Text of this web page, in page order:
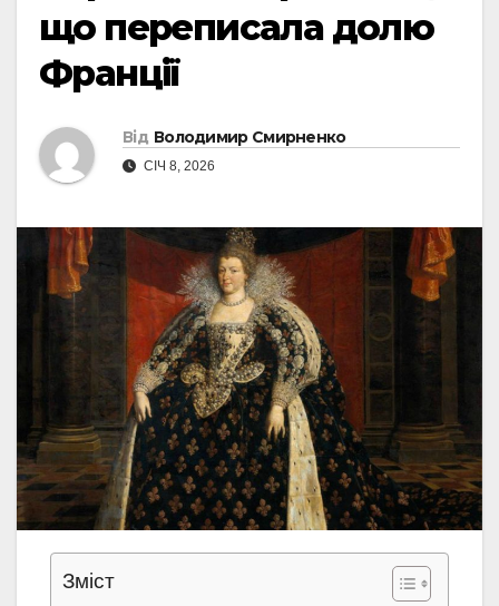
що переписала долю
Франції
Від Володимир Смирненко
СІЧ 8, 2026
Зміст